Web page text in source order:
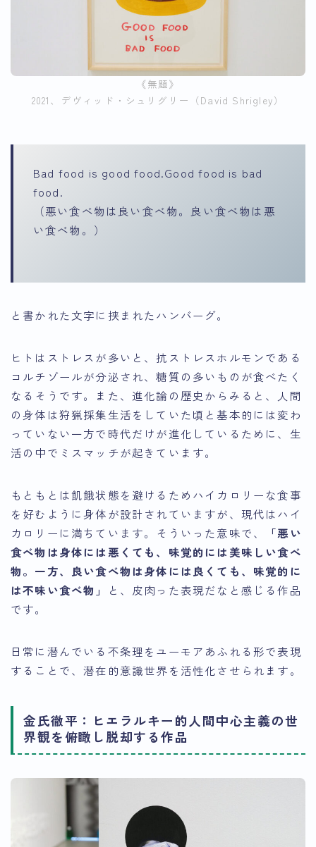
《無題》
2021、デヴィッド・シュリグリー（David Shrigley）
Bad food is good food.Good food is bad
food.
（悪い食べ物は良い食べ物。良い食べ物は悪
い食べ物。）
と書かれた文字に挟まれたハンバーグ。
ヒトはストレスが多いと、抗ストレスホルモンである
コルチゾールが分泌され、糖質の多いものが食べたく
なるそうです。また、進化論の歴史からみると、人間
の身体は狩猟採集生活をしていた頃と基本的には変わ
っていない一方で時代だけが進化しているために、生
活の中でミスマッチが起きています。
もともとは飢餓状態を避けるためハイカロリーな食事
を好むように身体が設計されていますが、現代はハイ
カロリーに満ちています。そういった意味で、
「悪い
食べ物は身体には悪くても、味覚的には美味しい食べ
物。一方、良い食べ物は身体には良くても、味覚的に
は不味い食べ物」
と、皮肉った表現だなと感じる作品
です。
日常に潜んでいる不条理をユーモアあふれる形で表現
することで、潜在的意識世界を活性化させられます。
金氏徹平：ヒエラルキー的人間中心主義の世
界観を俯瞰し脱却する作品